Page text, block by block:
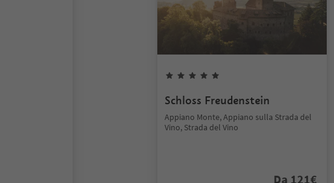
Schloss Freudenstein
Appiano Monte, Appiano sulla Strada del
Vino, Strada del Vino
Da 121€